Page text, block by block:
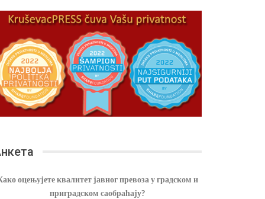
оцењујете квалитет јавног превоза у градском и
приградском саобраћају?